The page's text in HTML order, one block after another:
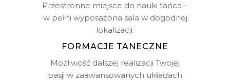
Przestronne miejsce do nauki tańca –
w pełni wyposażona sala w dogodnej
lokalizacji.
FORMACJE TANECZNE
Możliwość dalszej realizacji Twojej
pasji w zaawansowanych układach